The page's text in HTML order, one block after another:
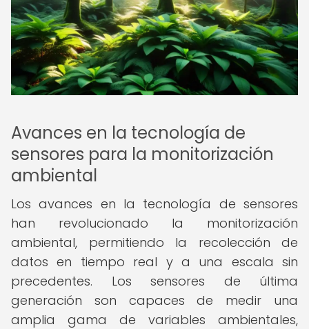
Avances en la tecnología de
sensores para la monitorización
ambiental
Los avances en la tecnología de sensores
han revolucionado la monitorización
ambiental, permitiendo la recolección de
datos en tiempo real y a una escala sin
precedentes. Los sensores de última
generación son capaces de medir una
amplia gama de variables ambientales,